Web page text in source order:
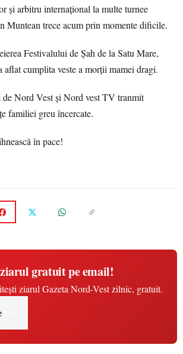
și arbitru internațional la multe turnee
Muntean trece acum prin momente dificile.
Festivalului de Șah de la Satu Mare,
cumplita veste a morții mamei dragi.
de Nord Vest și Nord vest TV tranmit
familiei greu încercate.
în pace!
gratuit pe email!
ziarul Gazeta Nord-Vest zilnic, gratuit.